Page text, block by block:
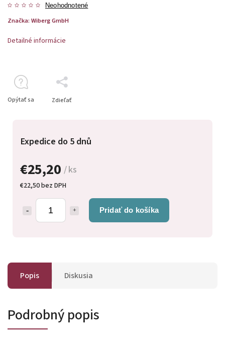
Neohodnotené
Značka: Wiberg GmbH
€25,20 / ks
€22,50 bez DPH
Pridať do košíka
Expedice do 5 dnů
Detailné informácie
Opýtať sa Zdieľať
Popis Diskusia
Podrobný popis